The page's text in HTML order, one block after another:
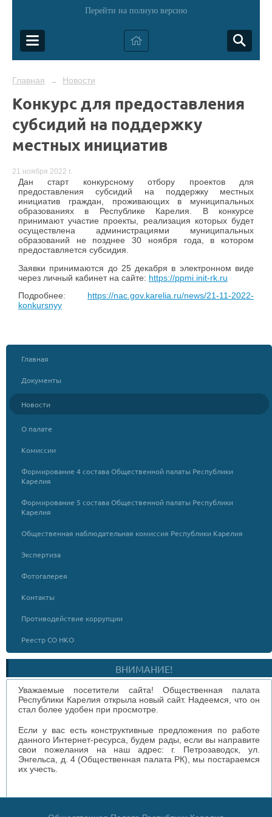
Перейти на полную версию
Главная → Новости
Конкурс для предоставления
субсидий на поддержку
местных инициатив
21 ноября 2022 г.
Дан старт конкурсному отбору проектов для
предоставления субсидий на поддержку местных
инициатив граждан, проживающих в муниципальных
образованиях в Республике Карелия. В конкурсе
принимают участие проекты, реализация которых будет
осуществлена администрациями муниципальных
образований не позднее 30 ноября года, в котором
предоставляется субсидия.
Заявки принимаются до 25 декабря в электронном виде
через личный кабинет на сайте: https://ppmi.init-rk.ru
Подробнее: https://nac.gov.karelia.ru/news/21-11-2022-
konkursnyy
Главная
Документы
Новости
О палате
Комиссии
Формирование 4 состава Общественной палаты Республики
Карелия
Формирование 5 состава Общественной палаты Республики
Карелия
Общественная наблюдательная комиссия Республики Карелия
Экспертиза
Фотогалерея
Контакты
Противодействие коррупции
Реестр СО НКО
ВНИМАНИЕ!
Уважаемые посетители сайта! Общественная палата
Республики Карелия открыла новый сайт. Надеемся, что он
стал более удобен при просмотре.
Если у вас есть конструктивные предложения по работе
данного Интернет-ресурса, будем рады, если вы направите
свои пожелания на наш адрес: г. Петрозаводск, ул.
Энгельса, д. 4 (Общественная палата РК), мы постараемся
их учесть.